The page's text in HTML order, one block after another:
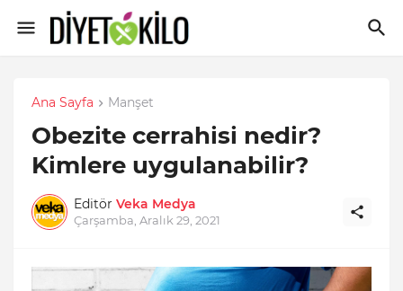
Ana Sayfa Manşet
Obezite cerrahisi nedir?
Kimlere uygulanabilir?
Editör Veka Medya
Çarşamba, Aralık 29, 2021